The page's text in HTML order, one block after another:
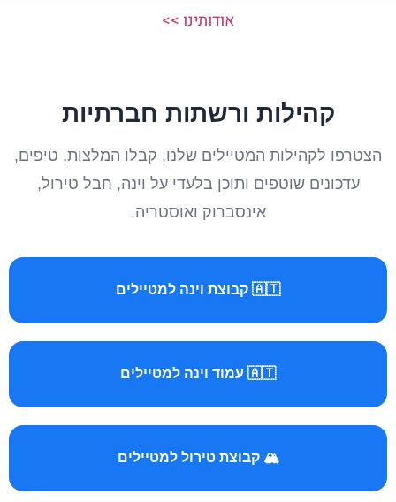
אודותינו >>
קהילות ורשתות חברתיות
הצטרפו לקהילות המטיילים שלנו, קבלו המלצות, טיפים,
עדכונים שוטפים ותוכן בלעדי על וינה, חבל טירול,
אינסברוק ואוסטריה.
🇦🇹 קבוצת וינה למטיילים
🇦🇹 עמוד וינה למטיילים
🏔️ קבוצת טירול למטיילים